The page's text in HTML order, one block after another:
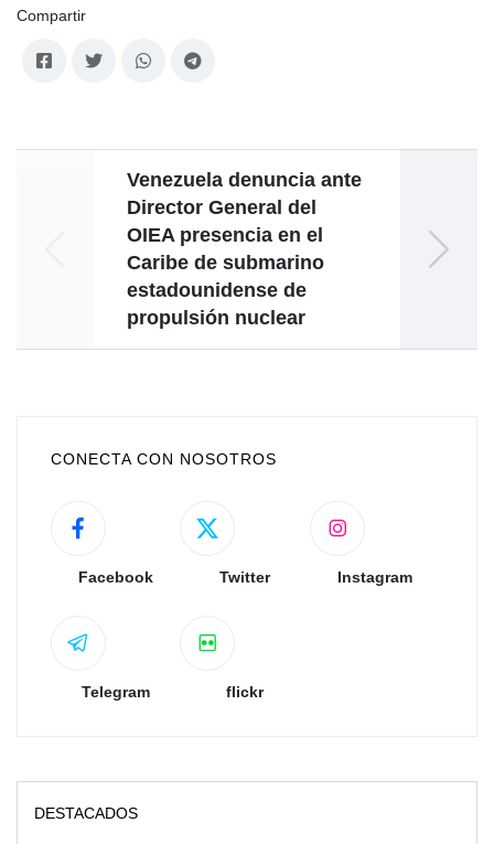
Compartir
Venezuela denuncia ante
Director General del
OIEA presencia en el
Caribe de submarino
estadounidense de
propulsión nuclear
CONECTA CON NOSOTROS
Facebook Twitter Instagram
Telegram flickr
DESTACADOS